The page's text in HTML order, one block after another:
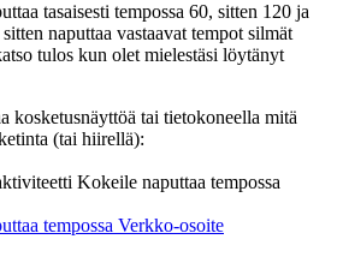
tasaisesti tempossa 60, sitten 120 ja
naputtaa vastaavat tempot silmät
tulos kun olet mielestäsi löytänyt
kosketusnäyttöä tai tietokoneella mitä
(tai hiirellä):
Kokeile naputtaa tempossa
tempossa Verkko-osoite